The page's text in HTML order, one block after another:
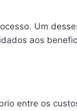
Um
aos
entre os